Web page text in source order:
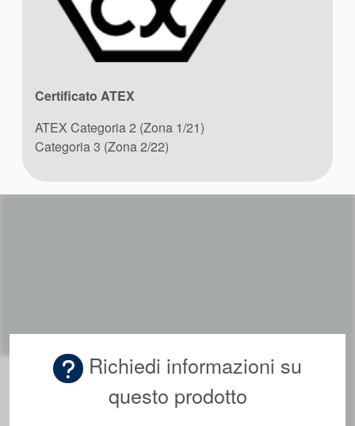
Certificato ATEX
ATEX Categoria 2 (Zona 1/21)
Categoria 3 (Zona 2/22)
Richiedi informazioni su
questo prodotto